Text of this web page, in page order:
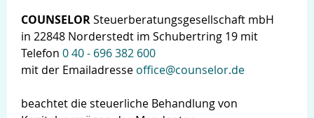
COUNSELORSteuerberatungsgesellschaft mbH
in 22848 Norderstedt im Schubertring 19 mit
Telefon 0 40 - 696 382 600
mit der Emailadresse office@counselor.de
beachtet die steuerliche Behandlung von